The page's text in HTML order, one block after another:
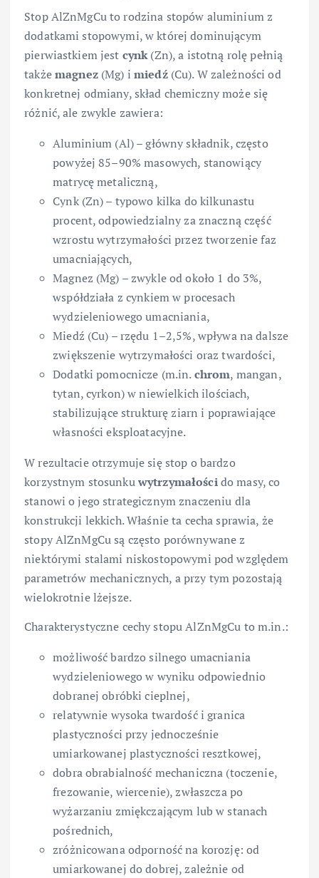
Stop AlZnMgCu to rodzina stopów aluminium z
dodatkami stopowymi, w której dominującym
pierwiastkiem jest cynk(Zn), a istotną rolę pełnią
takżemagnez(Mg) i miedź(Cu). W zależności od
konkretnej odmiany, skład chemiczny może się
różnić, ale zwykle zawiera:
Aluminium (Al) – główny składnik, często
powyżej 85–90% masowych, stanowiący
matrycę metaliczną,
Cynk (Zn) – typowo kilka do kilkunastu
procent, odpowiedzialny za znaczną część
wzrostu wytrzymałości przez tworzenie faz
umacniających,
Magnez (Mg) – zwykle od około 1 do 3%,
współdziała z cynkiem w procesach
wydzieleniowego umacniania,
Miedź (Cu) – rzędu 1–2,5%, wpływa na dalsze
zwiększenie wytrzymałości oraz twardości,
Dodatki pomocnicze (m.in.chrom, mangan,
tytan, cyrkon) w niewielkich ilościach,
stabilizujące strukturę ziarn i poprawiające
własności eksploatacyjne.
W rezultacie otrzymuje się stop o bardzo
korzystnym stosunkuwytrzymałoścido masy, co
stanowi o jego strategicznym znaczeniu dla
konstrukcji lekkich. Właśnie ta cecha sprawia, że
stopy AlZnMgCu są często porównywane z
niektórymi stalami niskostopowymi pod względem
parametrów mechanicznych, a przy tym pozostają
wielokrotnie lżejsze.
Charakterystyczne cechy stopu AlZnMgCu to m.in.:
możliwość bardzo silnego umacniania
wydzieleniowego w wyniku odpowiednio
dobranej obróbki cieplnej,
relatywnie wysoka twardość i granica
plastyczności przy jednocześnie
umiarkowanej plastyczności resztkowej,
dobra obrabialność mechaniczna (toczenie,
frezowanie, wiercenie), zwłaszcza po
wyżarzaniu zmiękczającym lub w stanach
pośrednich,
zróżnicowana odporność na korozję: od
umiarkowanej do dobrej, zależnie od